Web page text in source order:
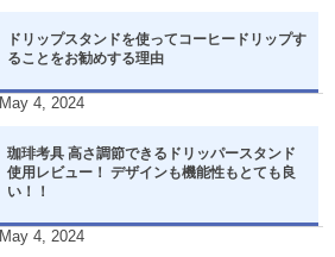
ドリップスタンドを使ってコーヒードリップす
ることをお勧めする理由
May 4, 2024
珈琲考具 高さ調節できるドリッパースタンド
使用レビュー！ デザインも機能性もとても良
い！！
May 4, 2024